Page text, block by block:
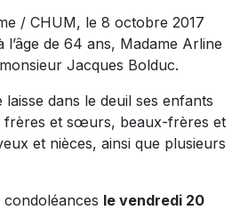
/ CHUM, le 8 octobre 2017
l’âge de 64 ans, Madame Arline
Jacques Bolduc.
dans le deuil ses enfants
frères et sœurs, beaux-frères et
et nièces, ainsi que plusieurs
le vendredi 20